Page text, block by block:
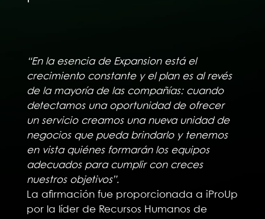
“En la esencia de Expansion está el
crecimiento constante y el plan es al revés
de la mayoría de las compañías: cuando
detectamos una oportunidad de ofrecer
un servicio creamos una nueva unidad de
negocios que pueda brindarlo y tenemos
en vista quiénes formarán los equipos
adecuados para cumplir con creces
nuestros objetivos”.
La afirmación fue proporcionada a iProUp
por la líder de Recursos Humanos de